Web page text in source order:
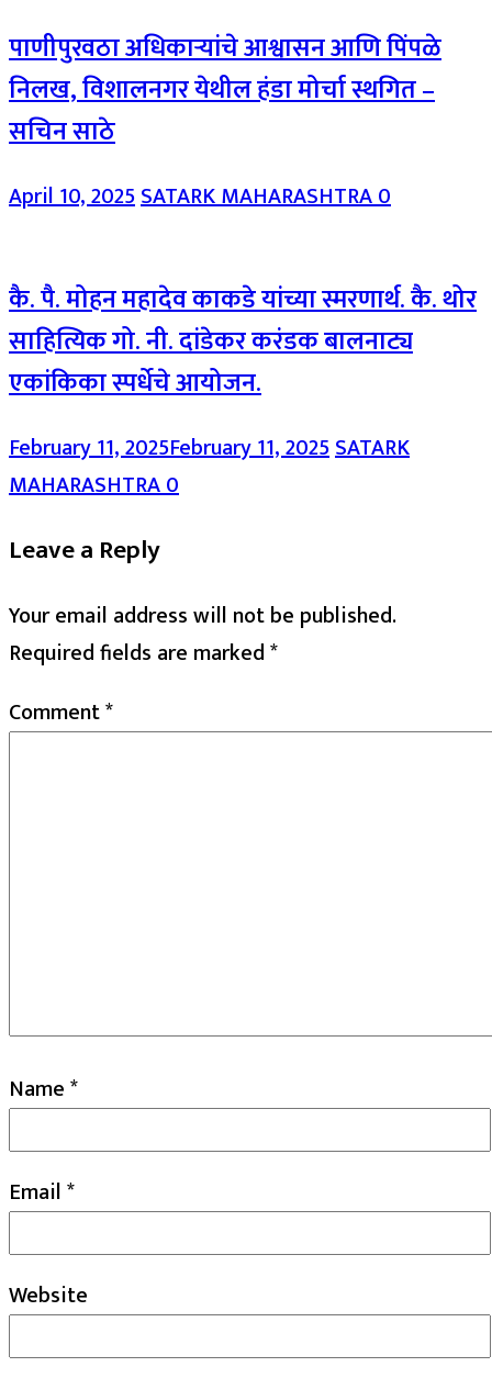
पाणीपुरवठा अधिकाऱ्यांचे आश्वासन आणि पिंपळे
निलख, विशालनगर येथील हंडा मोर्चा स्थगित –
सचिन साठे
April 10, 2025SATARK MAHARASHTRA0
कै. पै. मोहन महादेव काकडे यांच्या स्मरणार्थ. कै. थोर
साहित्यिक गो. नी. दांडेकर करंडक बालनाट्य
एकांकिका स्पर्धेचे आयोजन.
February 11, 2025February 11, 2025SATARK
MAHARASHTRA0
Leave a Reply
Your email address will not be published.
Required fields are marked*
Comment*
Name*
Email*
Website